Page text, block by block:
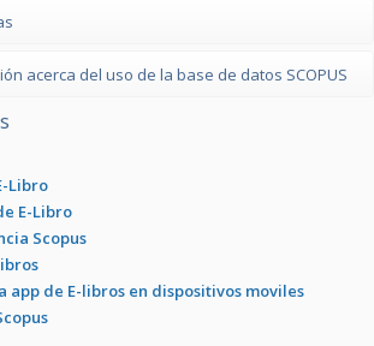
acerca del uso de la base de datos SCOPUS
Libro
E-Libro
Scopus
app de E-libros en dispositivos moviles